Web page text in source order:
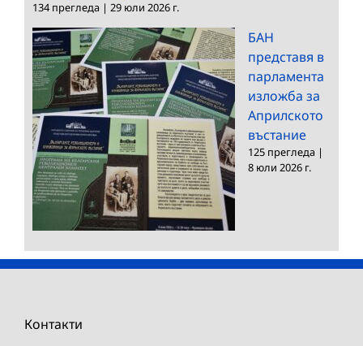
134 прегледа | 29 юли 2026 г.
БАН
представя в
парламента
изложба за
Априлското
въстание
125 прегледа |
8 юли 2026 г.
Контакти